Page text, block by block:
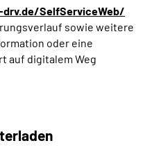
SelfServiceWeb/
sowie weitere
oder eine
auf digitalem Weg